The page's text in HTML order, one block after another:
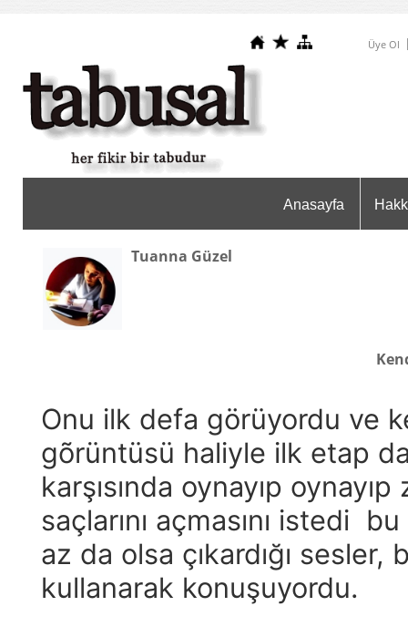
Üye Ol
Anasayfa
Tuanna Güzel
Onu ilk defa görüyordu ve
gõrüntüsü haliyle ilk etap
karşısında oynayıp
saçlarını açmasını istedi
az da olsa çıkardığı
kullanarak konuşuyordu.